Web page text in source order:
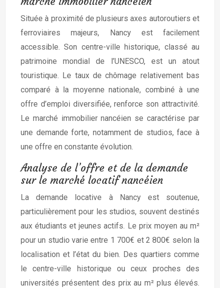
Située à proximité de plusieurs axes autoroutiers et
ferroviaires majeurs, Nancy est facilement
accessible. Son centre-ville historique, classé au
patrimoine mondial de l’UNESCO, est un atout
touristique. Le taux de chômage relativement bas
comparé à la moyenne nationale, combiné à une
offre d’emploi diversifiée, renforce son attractivité.
Le marché immobilier nancéien se caractérise par
une demande forte, notamment de studios, face à
une offre en constante évolution.
Analyse de l’offre et de la demande
sur le marché locatif nancéien
La demande locative à Nancy est soutenue,
particulièrement pour les studios, souvent destinés
aux étudiants et jeunes actifs. Le prix moyen au m²
pour un studio varie entre 1 700€ et 2 800€ selon la
localisation et l’état du bien. Des quartiers comme
le centre-ville historique ou ceux proches des
universités présentent des prix au m² plus élevés.